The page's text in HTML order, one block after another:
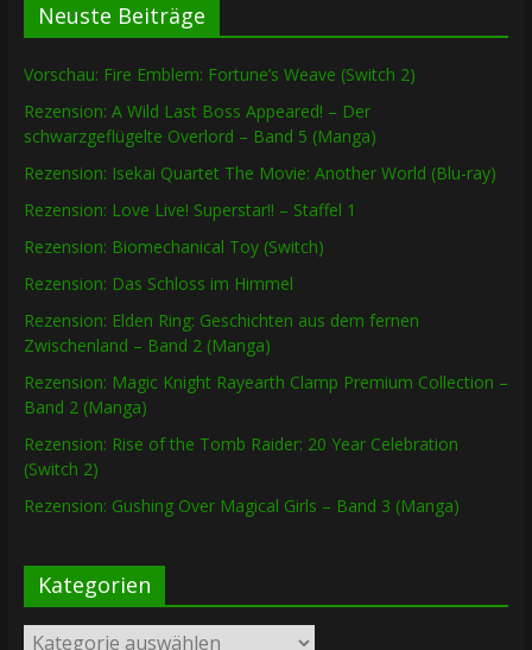
Neuste Beiträge
Vorschau: Fire Emblem: Fortune’s Weave (Switch 2)
Rezension: A Wild Last Boss Appeared! – Der
schwarzgeflügelte Overlord – Band 5 (Manga)
Rezension: Isekai Quartet The Movie: Another World (Blu-ray)
Rezension: Love Live! Superstar!! – Staffel 1
Rezension: Biomechanical Toy (Switch)
Rezension: Das Schloss im Himmel
Rezension: Elden Ring: Geschichten aus dem fernen
Zwischenland – Band 2 (Manga)
Rezension: Magic Knight Rayearth Clamp Premium Collection –
Band 2 (Manga)
Rezension: Rise of the Tomb Raider: 20 Year Celebration
(Switch 2)
Rezension: Gushing Over Magical Girls – Band 3 (Manga)
Kategorien
Kategorien